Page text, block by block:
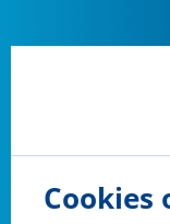
Naar